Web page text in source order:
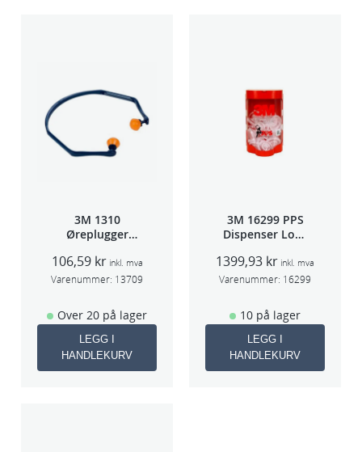
3M 1310
Øreplugger
106,59 kr inkl. mva
Varenummer: 13709
Over 20 på lager
LEGG I
HANDLEKURV
3M 16299 PPS
Dispenser Lokk
Midi)
1399,93 kr inkl. mva
Varenummer: 16299
10 på lager
LEGG I
HANDLEKURV